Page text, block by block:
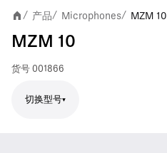
/ 产品/ Microphones/ MZM 10
MZM 10
货号 001866
切换型号